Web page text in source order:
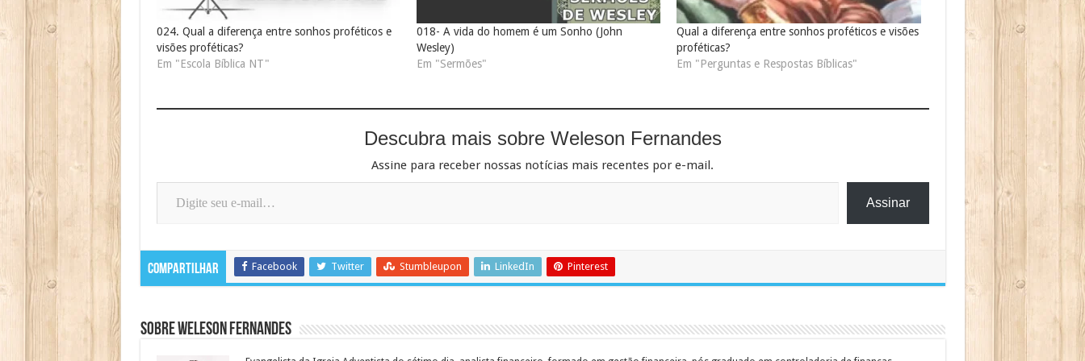
024. Qual a diferença entre sonhos proféticos e
visões proféticas?
Em "Escola Bíblica NT"
018- A vida do homem é um Sonho (John
Wesley)
Em "Sermões"
Qual a diferença entre sonhos proféticos e visões
proféticas?
Em "Perguntas e Respostas Bíblicas"
Descubra mais sobre Weleson Fernandes
Assine para receber nossas notícias mais recentes por e-mail.
Digite seu e-mail…
Assinar
Compartilhar Facebook Twitter Stumbleupon LinkedIn Pinterest
Sobre Weleson Fernandes